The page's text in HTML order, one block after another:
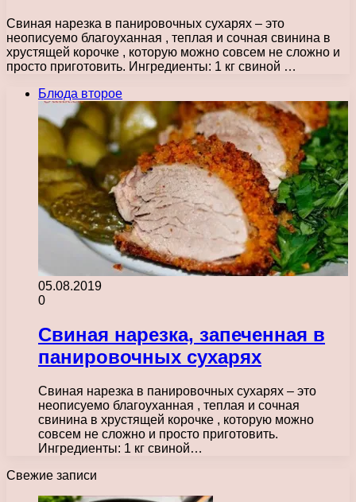
Свиная нарезка в панировочных сухарях – это
неописуемо благоуханная , теплая и сочная свинина в
хрустящей корочке , которую можно совсем не сложно и
просто приготовить. Ингредиенты: 1 кг свиной …
Блюда второе
05.08.2019
0
Свиная нарезка, запеченная в
панировочных сухарях
Свиная нарезка в панировочных сухарях – это
неописуемо благоуханная , теплая и сочная
свинина в хрустящей корочке , которую можно
совсем не сложно и просто приготовить.
Ингредиенты: 1 кг свиной…
Свежие записи